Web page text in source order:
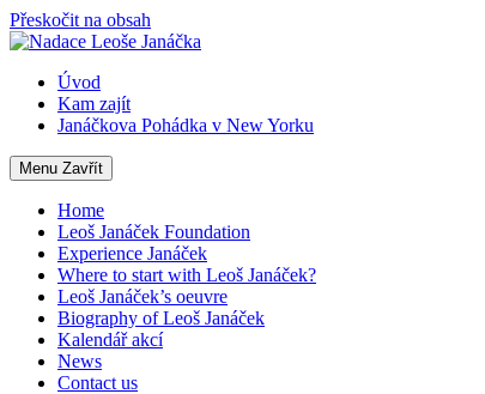
Přeskočit na obsah
Úvod
Kam zajít
Janáčkova Pohádka v New Yorku
Menu Zavřít
Home
Leoš Janáček Foundation
Experience Janáček
Where to start with Leoš Janáček?
Leoš Janáček’s oeuvre
Biography of Leoš Janáček
Kalendář akcí
News
Contact us